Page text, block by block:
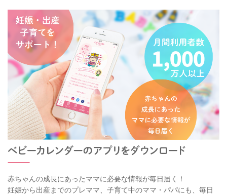
赤ちゃんの成長にあったママに必要な情報が毎日届く！
妊娠から出産までのプレママ、子育て中のママ・パパにも、毎日